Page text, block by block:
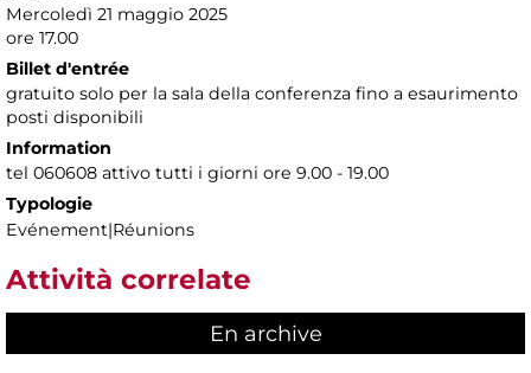
Mercoledì 21 maggio 2025
ore 17.00
Billet d'entrée
gratuito solo per la sala della conferenza fino a esaurimento
posti disponibili
Information
tel 060608 attivo tutti i giorni ore 9.00 - 19.00
Typologie
Evénement|Réunions
Attività correlate
En archive